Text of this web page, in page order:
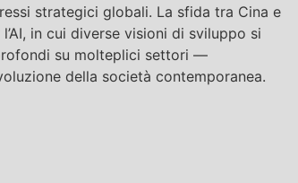
strategici globali. La sfida tra Cina e
in cui diverse visioni di sviluppo si
su molteplici settori —
della società contemporanea.